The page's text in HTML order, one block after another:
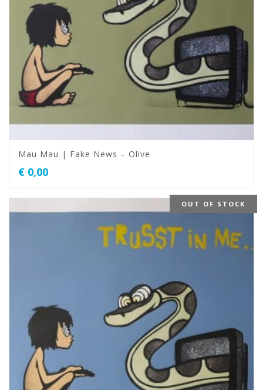
Mau Mau | Fake News – Olive
€ 0,00
OUT OF STOCK